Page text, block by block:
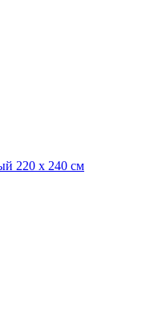
220 х 240 см